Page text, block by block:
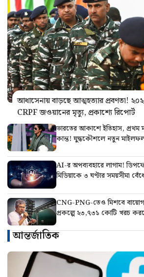
আধাসেনায় বাড়ছে আত্মহত্যার প্রবণতা!
CRPF জওয়ানের মৃত্যু, প্রকাশ্যে রিপোর্ট
ভারতের আকাশে ইতিহাস, প্রথম
কান্ত! যুদ্ধকৌশলে নতুন
AI-র অপব্যবহারে লাগাম!
মিডিয়াকে ৩ ঘণ্টার সময়সীমা
CNG-PNG-তেও মিশবে
প্রকল্পে ২৩,৭৩১ কোটি খরচ
আন্তর্জাতিক